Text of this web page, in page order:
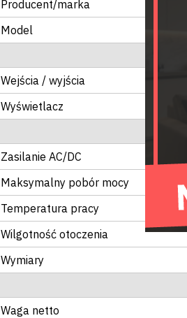
Producent/marka
Model
Wejścia / wyjścia
Wyświetlacz
Zasilanie AC/DC
Maksymalny pobór mocy
Temperatura pracy
Wilgotność otoczenia
Wymiary
Waga netto